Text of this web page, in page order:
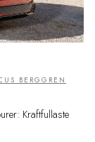
BERGGREN
Kraftfullaste